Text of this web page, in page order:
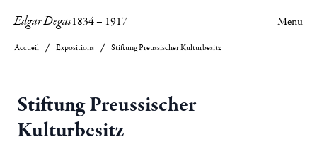
Edgar Degas1834– 1917 Menu
Accueil Expositions Stiftung Preussischer Kulturbesitz
Stiftung Preussischer
Kulturbesitz